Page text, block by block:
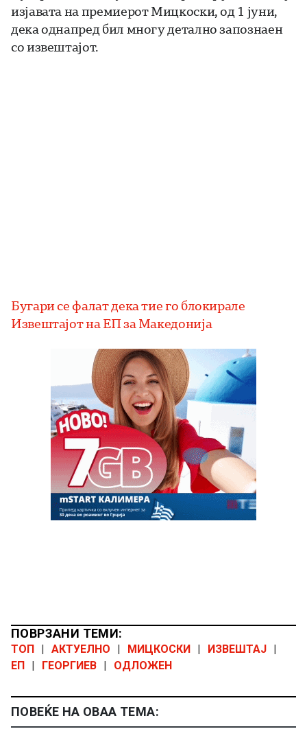
изјавата на премиерот Мицкоски, од 1 јуни,
дека однапред бил многу детално запознаен
со извештајот.
Бугари се фалат дека тие го блокирале
Извештајот на ЕП за Македонија
ПОВРЗАНИ ТЕМИ:
ТОП АКТУЕЛНО МИЦКОСКИ ИЗВЕШТАЈ
ЕП
ГЕОРГИЕВ ОДЛОЖЕН
ПОВЕЌЕ НА ОВАА ТЕМА: